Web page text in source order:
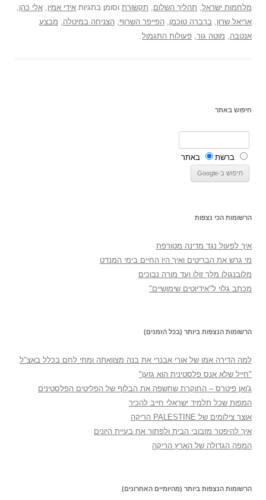
מלחמות ישראל תהליך השלום תקשורת וסומן בתגיות אידי אמין אלי כהן
אריאל שרון
ברברה טוכמן הפייפר השרוף הצניחה במיטלה
מבצע
אנטבה
מוטה גור פעולות התגמול
חיפוש באתר
ברשת באתר
הרשומות הכי נצפות
איך לפעול נגד מדינה מטורפת
מי גרש את הבריטים ואיך היו החיים בימי המנדט
מלובנגולו מלך זולו ועד מורה נבוכים
מכתב גלוי ל"אידיוטים שימושיים"
הרשומות הנצפות ביותר (בכל הזמנים)
למה הדירה אמו של אורי אבנרי את בנה מצוואתה ומתי לחם בכלל באצ"ל
"חייל שלא אנס פלסטינית הוא גזען"
ג'ואן פיטרס – החוקרת שחשפה את הבלוף של הפליטים הפלסטינים
המפות שכל תלמיד ישראלי חייב להכיר
אוצר צילומים של PALESTINE הריקה
איך להיפטר מזבובי הבית ולפתור את בעיית היונים
המפה הגדולה של הארץ הריקה
הרשומות הנצפות ביותר (מהיומיים האחרונים)